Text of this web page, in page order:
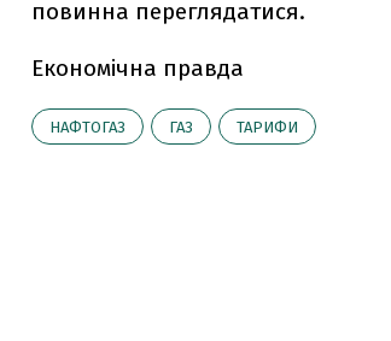
повинна переглядатися.
Економічна правда
НАФТОГАЗ ГАЗ ТАРИФИ